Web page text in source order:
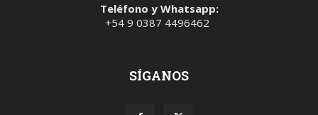
Teléfono y Whatsapp:
+54 9 0387 4496462
SÍGANOS